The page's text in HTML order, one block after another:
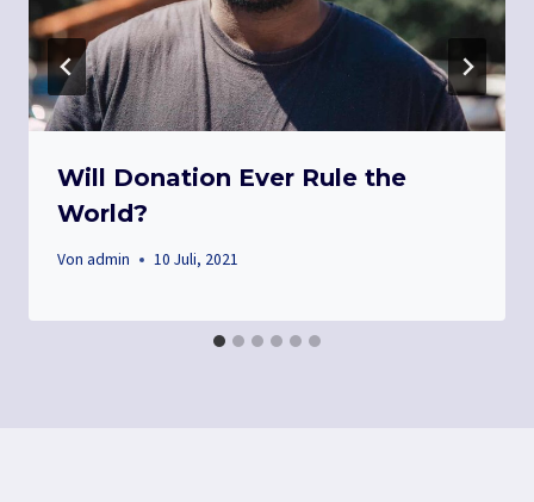
Will Donation Ever Rule the
World?
Von admin 10 Juli, 2021